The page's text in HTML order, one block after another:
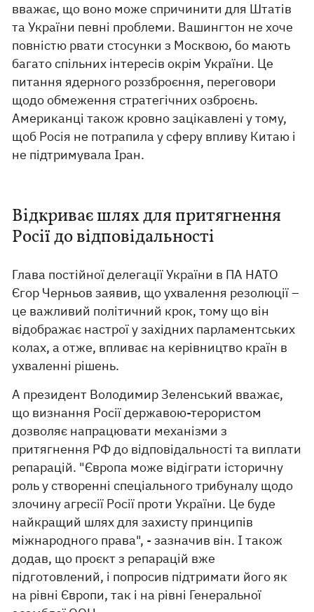
вважає, що воно може спричинити для Штатів
та України певні проблеми. Вашингтон не хоче
повністю рвати стосунки з Москвою, бо мають
багато спільних інтересів окрім України. Це
питання ядерного роззброєння, переговори
щодо обмеження стратегічних озброєнь.
Американці також кровно зацікавлені у тому,
щоб Росія не потрапила у сферу впливу Китаю і
не підтримувала Іран.
Відкриває шлях для притягнення
Росії до відповідальності
Глава постійної делегації України в ПА НАТО
Єгор Черньов заявив, що ухвалення резолюції –
це важливий політичний крок, тому що він
відображає настрої у західних парламентських
колах, а отже, впливає на керівництво країн в
ухваленні рішень.
А президент Володимир Зеленський вважає,
що визнання Росії державою-терористом
дозволяє напрацювати механізми з
притягнення РФ до відповідальності та виплати
репарацій. "Європа може відіграти історичну
роль у створенні спеціального трибуналу щодо
злочину агресії Росії проти України. Це буде
найкращий шлях для захисту принципів
міжнародного права", - зазначив він. І також
додав, що проєкт з репарацій вже
підготовлений, і попросив підтримати його як
на рівні Європи, так і на рівні Генеральної